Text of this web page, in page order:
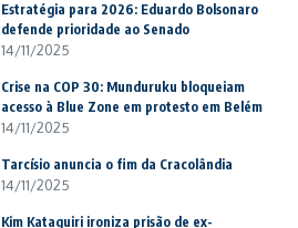
Estratégia para 2026: Eduardo Bolsonaro
defende prioridade ao Senado
14/11/2025
Crise na COP 30: Munduruku bloqueiam
acesso à Blue Zone em protesto em Belém
14/11/2025
Tarcísio anuncia o fim da Cracolândia
14/11/2025
Kim Kataguiri ironiza prisão de ex-